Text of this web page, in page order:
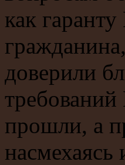
как
доверили
прошли, а